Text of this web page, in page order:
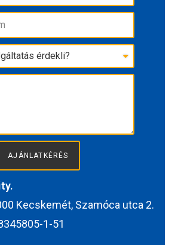
AJÁNLATKÉRÉS
Kecskemét, Szamóca utca 2.
1-51